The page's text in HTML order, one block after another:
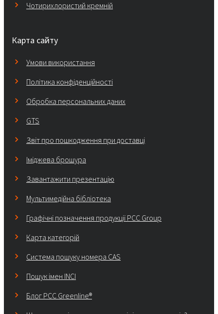
Чотирихлористий кремній
Карта сайту
Умови використання
Політика конфіденційності
Обробка персональних даних
GTS
Звіт про пошкодження при доставці
Іміджева брошура
Завантажити презентацію
Мультимедійна бібліотека
Графічні позначення продукції PCC Group
Карта категорій
Система пошуку номера CAS
Пошук імен INCI
Блог PCC Greenline®